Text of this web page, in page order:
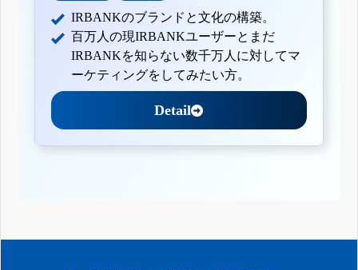
IRBANKのブランドと文化の構築。
百万人の現IRBANKユーザーとまだ
IRBANKを知らない数千万人に対してマ
ーケティングをしてみたい方。
Detail